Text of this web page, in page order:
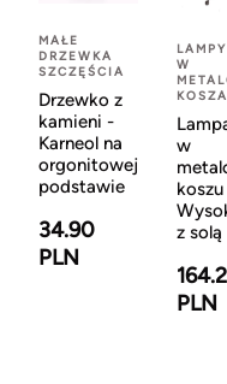
MAŁE
DRZEWKA
SZCZĘŚCIA
Drzewko z
kamieni -
Karneol na
orgonitowej
podstawie
34.90
PLN
W
w
z solą
PLN